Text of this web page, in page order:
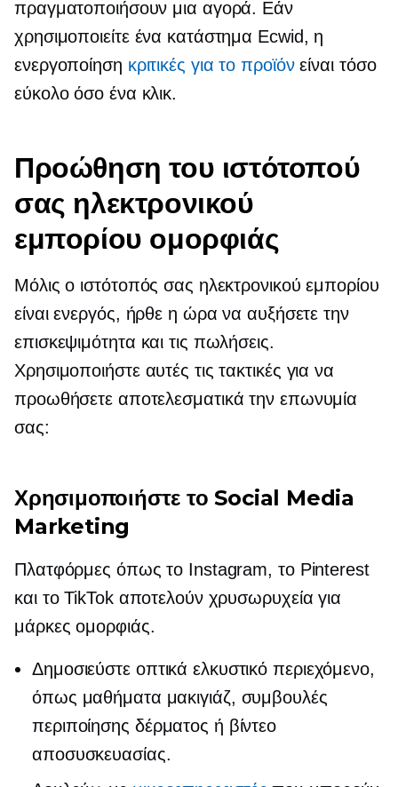
πραγματοποιήσουν μια αγορά. Εάν
χρησιμοποιείτε ένα κατάστημα Ecwid, η
ενεργοποίηση κριτικές για το προϊόνείναι τόσο
εύκολο όσο ένα κλικ.
Προώθηση του ιστότοπού
σας ηλεκτρονικού
εμπορίου ομορφιάς
Μόλις ο ιστότοπός σας ηλεκτρονικού εμπορίου
είναι ενεργός, ήρθε η ώρα να αυξήσετε την
επισκεψιμότητα και τις πωλήσεις.
Χρησιμοποιήστε αυτές τις τακτικές για να
προωθήσετε αποτελεσματικά την επωνυμία
σας:
Χρησιμοποιήστε το Social Media
Marketing
Πλατφόρμες όπως το Instagram, το Pinterest
και το TikTok αποτελούν χρυσωρυχεία για
μάρκες ομορφιάς.
Δημοσιεύστε οπτικά ελκυστικό περιεχόμενο,
όπως μαθήματα μακιγιάζ, συμβουλές
περιποίησης δέρματος ή βίντεο
αποσυσκευασίας.